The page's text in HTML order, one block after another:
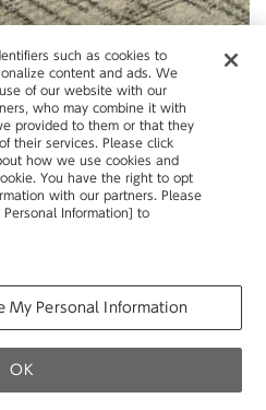
空間づくりのご相談 製品の使い方・その他お問い合わせ
such as cookies to
content and ads. We
of our website with our
who may combine it with
provided to them or that they
their services. Please click
how we use cookies and
You have the right to opt
with our partners. Please
Information] to
My Personal Information
OK